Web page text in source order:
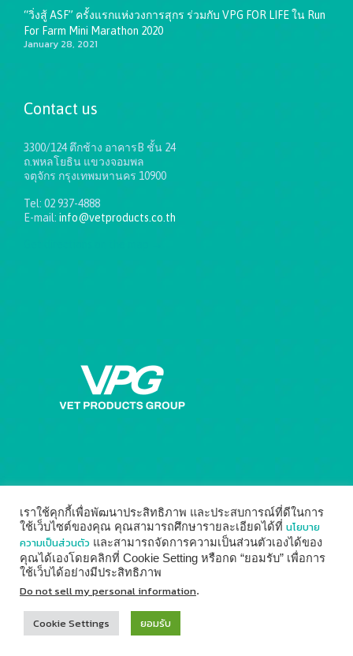
“วิ่งสู้ ASF” ครั้งแรกแห่งวงการสุกร ร่วมกับ VPG FOR LIFE ใน Run
For Farm Mini Marathon 2020
January 28, 2021
Contact us
3300/124 ตึกช้าง อาคารB ชั้น 24
ถ.พหลโยธิน แขวงจอมพล
จตุจักร กรุงเทพมหานคร 10900
Tel: 02 937-4888
E-mail: info@vetproducts.co.th
↑
เราใช้คุกกี้เพื่อพัฒนาประสิทธิภาพ และประสบการณ์ที่ดีในการ
ใช้เว็บไซต์ของคุณ คุณสามารถศึกษารายละเอียดได้ที่ นโยบาย
ความเป็นส่วนตัว และสามารถจัดการความเป็นส่วนตัวเองได้ของ
คุณได้เองโดยคลิกที่ Cookie Setting หรือกด “ยอมรับ” เพื่อการ
ใช้เว็บได้อย่างมีประสิทธิภาพ
Do not sell my personal information.
Cookie Settings ยอมรับ